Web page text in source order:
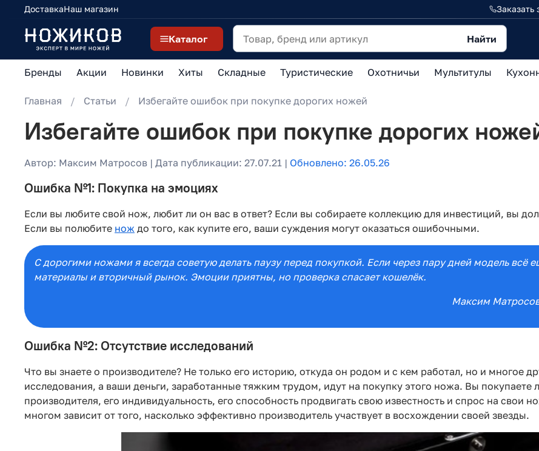
ДоставкаНаш магазин Заказать
Каталог Найти
Бренды Акции Новинки Хиты Складные Туристические Охотничьи Мультитулы
Главная Статьи Избегайте ошибок при покупке дорогих ножей
Избегайте ошибок при покупке дорогих
Автор: Максим Матросов | Дата публикации: 27.07.21 | Обновлено: 26.05.26
Ошибка №1: Покупка на эмоциях
Если вы любите свой нож, любит ли он вас в ответ? Если вы собираете коллекцию для инвестиций, вы
Если вы полюбите нож до того, как купите его, ваши суждения могут оказаться ошибочными.
С дорогими ножами я всегда советую делать паузу перед покупкой. Если через пару дней модель всё
материалы и вторичный рынок. Эмоции приятны, но проверка спасает кошелёк.
Максим
Ошибка №2: Отсутствие исследований
Что вы знаете о производителе? Не только его историю, откуда он родом и с кем работал, но и многое
исследования, а ваши деньги, заработанные тяжким трудом, идут на покупку этого ножа. Вы покупаете
производителя, его индивидуальность, его способность продвигать свою известность и спрос на
многом зависит от того, насколько эффективно производитель участвует в восхождении своей звезды.